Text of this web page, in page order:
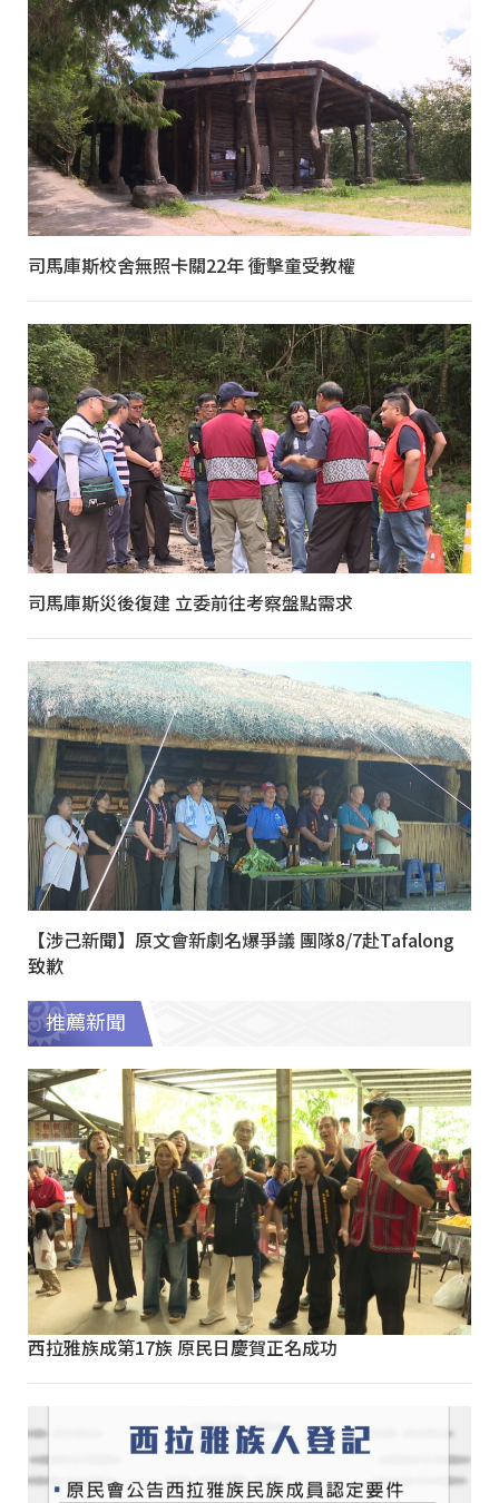
司馬庫斯校舍無照卡關22年 衝擊童受教權
司馬庫斯災後復建 立委前往考察盤點需求
【涉己新聞】原文會新劇名爆爭議 團隊8/7赴Tafalong
致歉
推薦新聞
西拉雅族成第17族 原民日慶賀正名成功